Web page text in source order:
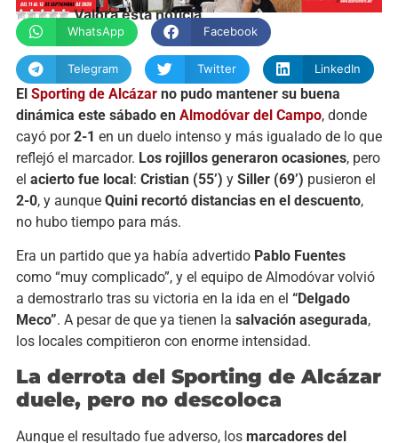
Valora esta noticia
WhatsApp Facebook
Telegram Twitter LinkedIn
El Sporting de Alcázarno pudo mantener su buena
dinámica este sábado en Almodóvar del Campo, donde
cayó por2-1 en un duelo intenso y más igualado de lo que
reflejó el marcador. Los rojillos generaron ocasiones, pero
el acierto fue local: Cristian (55’) y Siller (69’) pusieron el
2-0, y aunque Quini recortó distancias en el descuento,
no hubo tiempo para más.
Era un partido que ya había advertido Pablo Fuentes
como “muy complicado”, y el equipo de Almodóvar volvió
a demostrarlo tras su victoria en la ida en el “Delgado
Meco”. A pesar de que ya tienen la salvación asegurada,
los locales compitieron con enorme intensidad.
La derrota del Sporting de Alcázar
duele, pero no descoloca
Aunque el resultado fue adverso, los marcadores del